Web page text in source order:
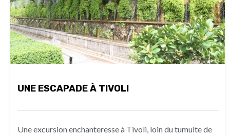
UNE ESCAPADE À TIVOLI
Une excursion enchanteresse à Tivoli, loin du tumulte de